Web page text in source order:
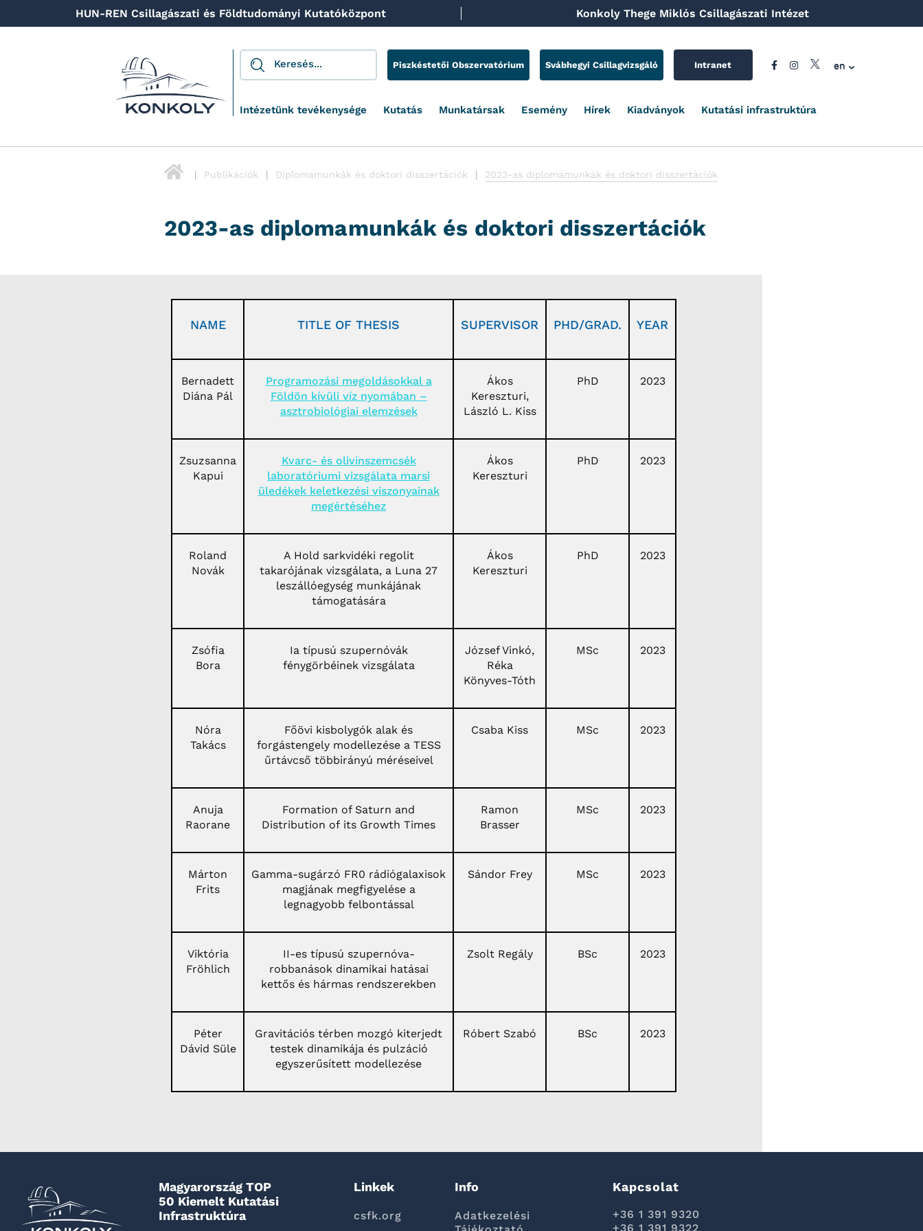
HUN-REN Csillagászati és Földtudományi Kutatóközpont Konkoly Thege Miklós Csillagászati Intézet
Piszkéstetői Obszervatórium Svábhegyi Csillagvizsgáló Intranet en
Intézetünk tevékenysége Kutatás Munkatársak Esemény Hírek Kiadványok Kutatási infrastruktúra
Publikációk Diplomamunkák és doktori disszertációk 2023-as diplomamunkák és doktori disszertációk
2023-as diplomamunkák és doktori disszertációk
NAME TITLE OF THESIS SUPERVISOR PHD/GRAD. YEAR
Bernadett
Diána Pál
Programozási megoldásokkal a
Földön kívüli víz nyomában –
asztrobiológiai elemzések
Ákos
Kereszturi,
László L. Kiss
PhD 2023
Zsuzsanna
Kapui
Kvarc- és olivinszemcsék
laboratóriumi vizsgálata marsi
üledékek keletkezési viszonyainak
megértéséhez
Ákos
Kereszturi
PhD 2023
Roland
Novák
A Hold sarkvidéki regolit
takarójának vizsgálata, a Luna 27
leszállóegység munkájának
támogatására
Ákos
Kereszturi
PhD 2023
Zsófia
Bora
Ia típusú szupernóvák
fénygörbéinek vizsgálata
József Vinkó,
Réka
Könyves-Tóth
MSc 2023
Nóra
Takács
Főövi kisbolygók alak és
forgástengely modellezése a TESS
űrtávcső többirányú méréseivel
Csaba Kiss MSc 2023
Anuja
Raorane
Formation of Saturn and
Distribution of its Growth Times
Ramon
Brasser
MSc 2023
Márton
Frits
Gamma-sugárzó FR0 rádiógalaxisok
magjának megfigyelése a
legnagyobb felbontással
Sándor Frey MSc 2023
Viktória
Fröhlich
II-es típusú szupernóva-
robbanások dinamikai hatásai
kettős és hármas rendszerekben
Zsolt Regály BSc 2023
Péter
Dávid Süle
Gravitációs térben mozgó kiterjedt
testek dinamikája és pulzáció
egyszerűsített modellezése
Róbert Szabó BSc 2023
Magyarország TOP
50 Kiemelt Kutatási
Infrastruktúra
Linkek
csfk.org
Info
Adatkezelési
Kapcsolat
+36 1 391 9320
+36 1 391 9322